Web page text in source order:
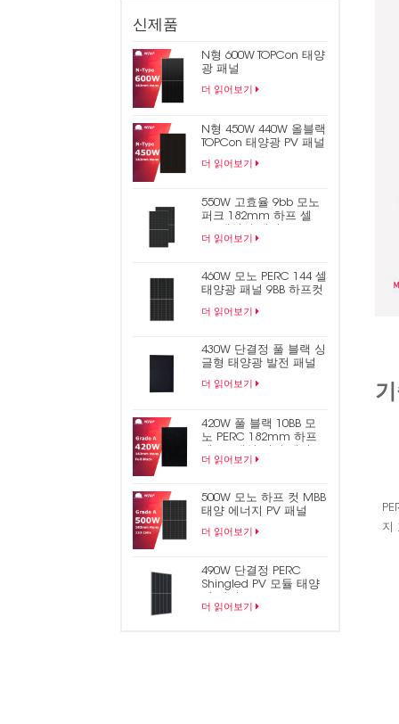
신제품
N형 600W TOPCon 태양
광 패널
더 읽어보기
N형 450W 440W 올블랙
TOPCon 태양광 PV 패널
더 읽어보기
550W 고효율 9bb 모노
퍼크 182mm 하프 셀
더 읽어보기
460W 모노 PERC 144 셀
태양광 패널 9BB 하프컷
더 읽어보기
430W 단결정 풀 블랙 싱
글형 태양광 발전 패널
더 읽어보기
420W 풀 블랙 10BB 모
노 PERC 182mm 하프
더 읽어보기
500W 모노 하프 컷 MBB
태양 에너지 PV 패널
더 읽어보기
490W 단결정 PERC
Shingled PV 모듈 태양
더 읽어보기
지